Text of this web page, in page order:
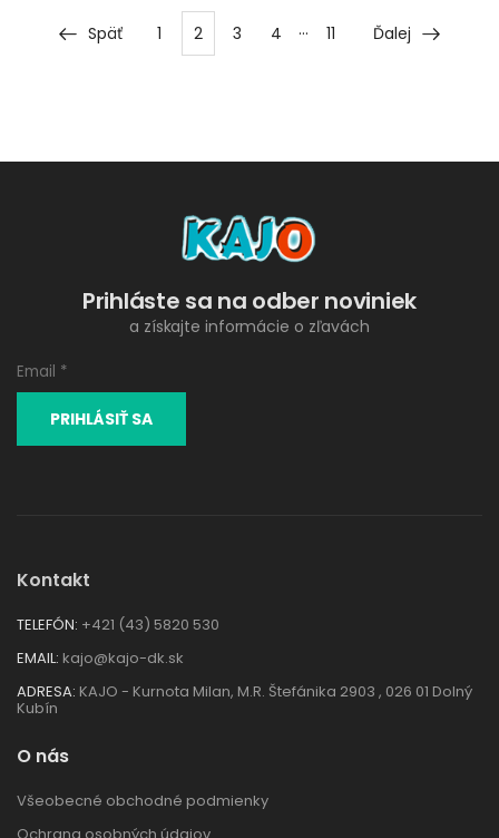
Späť 1 2 3 4 … 11 Ďalej
Prihláste sa na odber noviniek
a získajte informácie o zľavách
Kontakt
TELEFÓN: +421 (43) 5820 530
EMAIL: kajo@kajo-dk.sk
ADRESA: KAJO - Kurnota Milan, M.R. Štefánika 2903 , 026 01 Dolný
Kubín
O nás
Všeobecné obchodné podmienky